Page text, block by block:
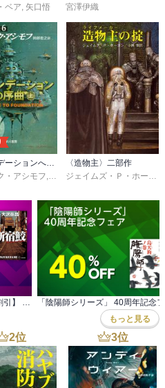
ベア, 矢口悟
宮澤伊織
・アシモフ
岡部宏之
〈造物主〉二部作
「陰陽師シリーズ」 40周年記念
もっと見る
2位 3位